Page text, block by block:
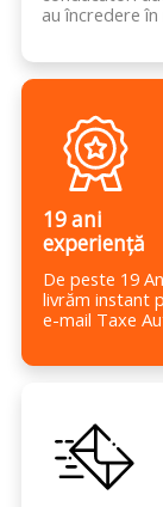
au încredere în
19 ani
experiență
De peste 19
livrăm instant
e-mail Taxe